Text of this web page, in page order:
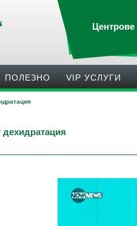
Центрове
ПОЛЕЗНO VIP УСЛУГИ